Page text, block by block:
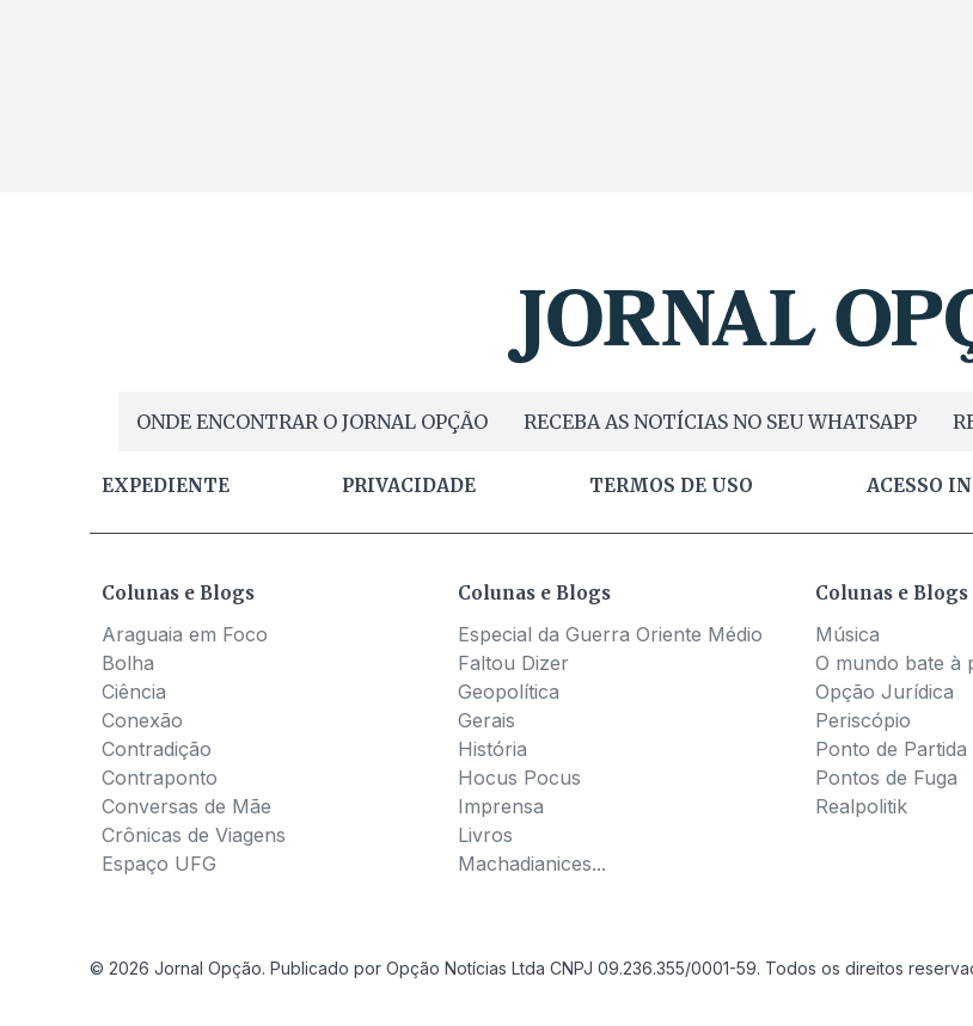
ONDE ENCONTRAR O JORNAL OPÇÃO RECEBA AS NOTÍCIAS NO SEU WHATSAPP
EXPEDIENTE PRIVACIDADE TERMOS DE USO ACESSO
Colunas e Blogs
Araguaia em Foco
Bolha
Ciência
Conexão
Contradição
Contraponto
Conversas de Mãe
Crônicas de Viagens
Espaço UFG
Colunas e Blogs
Especial da Guerra Oriente Médio
Faltou Dizer
Geopolítica
Gerais
História
Hocus Pocus
Imprensa
Livros
Machadianices...
Colunas e Blogs
Música
O mundo bate à
Opção Jurídica
Periscópio
Ponto de Partida
Pontos de Fuga
Realpolitik
© 2026 Jornal Opção. Publicado por Opção Notícias Ltda CNPJ 09.236.355/0001-59. Todos os direitos